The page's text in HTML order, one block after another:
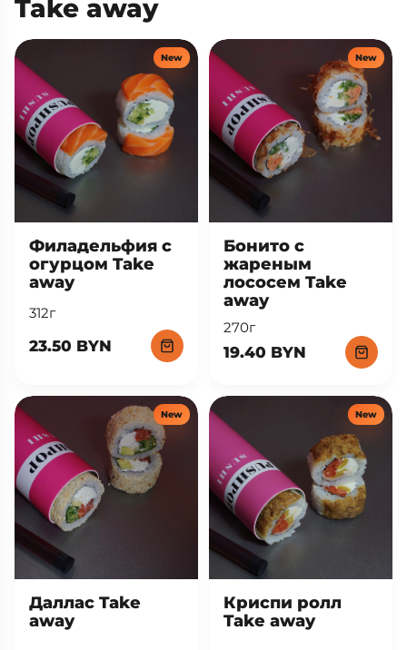
Take away
New
Филадельфия с
огурцом Take
away
312г
23.50 BYN
New
Бонито с
жареным
лососем Take
away
270г
19.40 BYN
New
Даллас Take
away
New
Криспи ролл
Take away